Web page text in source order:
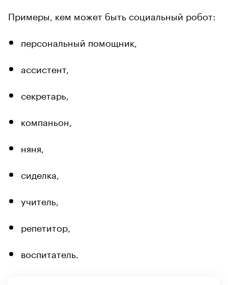
Примеры, кем может быть социальный робот:
персональный помощник,
ассистент,
секретарь,
компаньон,
няня,
сиделка,
учитель,
репетитор,
воспитатель.